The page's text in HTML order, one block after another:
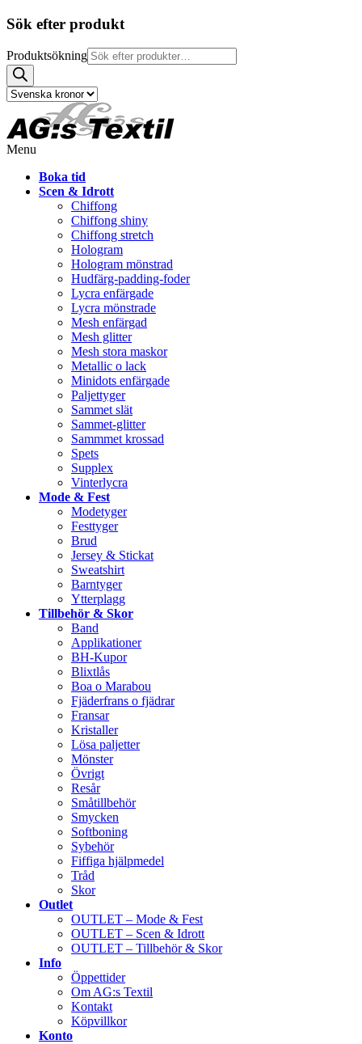
Sök efter produkt
Produktsökning
Menu
Boka tid
Scen & Idrott
Chiffong
Chiffong shiny
Chiffong stretch
Hologram
Hologram mönstrad
Hudfärg-padding-foder
Lycra enfärgade
Lycra mönstrade
Mesh enfärgad
Mesh glitter
Mesh stora maskor
Metallic o lack
Minidots enfärgade
Paljettyger
Sammet slät
Sammet-glitter
Sammmet krossad
Spets
Supplex
Vinterlycra
Mode & Fest
Modetyger
Festtyger
Brud
Jersey & Stickat
Sweatshirt
Barntyger
Ytterplagg
Tillbehör & Skor
Band
Applikationer
BH-Kupor
Blixtlås
Boa o Marabou
Fjäderfrans o fjädrar
Fransar
Kristaller
Lösa paljetter
Mönster
Övrigt
Resår
Småtillbehör
Smycken
Softboning
Sybehör
Fiffiga hjälpmedel
Tråd
Skor
Outlet
OUTLET – Mode & Fest
OUTLET – Scen & Idrott
OUTLET – Tillbehör & Skor
Info
Öppettider
Om AG:s Textil
Kontakt
Köpvillkor
Konto